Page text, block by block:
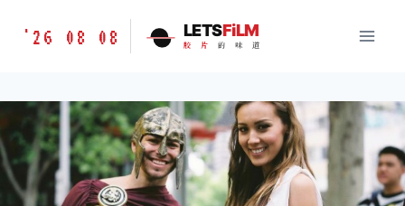
胶
味
道
LETSFILM
'26 08 08 LETSFiLM
胶 片 的 味 道